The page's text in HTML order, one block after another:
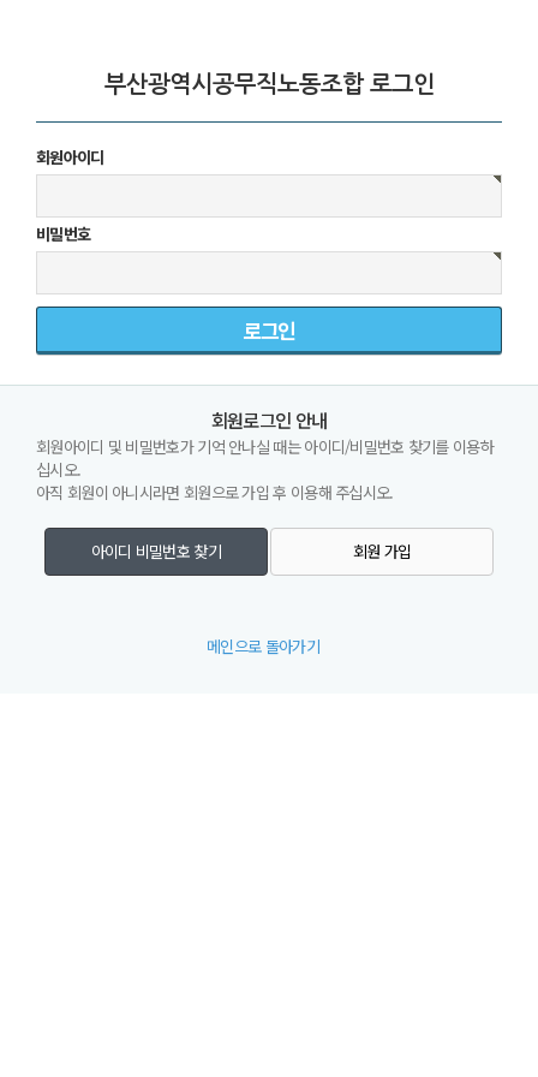
부산광역시공무직노동조합 로그인
회원아이디
비밀번호
회원로그인 안내
회원아이디 및 비밀번호가 기억 안나실 때는 아이디/비밀번호 찾기를 이용하
십시오.
아직 회원이 아니시라면 회원으로 가입 후 이용해 주십시오.
아이디 비밀번호 찾기 회원 가입
메인으로 돌아가기